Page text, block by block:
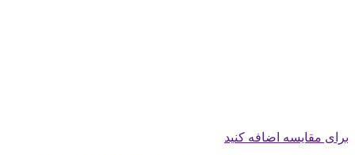
برای مقایسه اضافه کنید